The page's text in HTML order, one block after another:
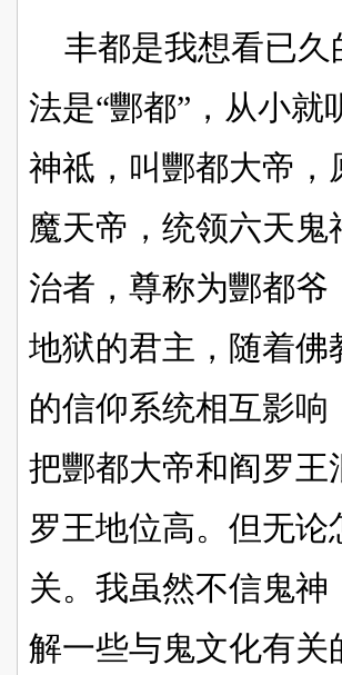
丰都是我想看已
法是“酆都”，从小
神祗，叫酆都大帝
魔天帝，统领六天
治者，尊称为酆都
地狱的君主，随着
的信仰系统相互影响
把酆都大帝和阎罗
罗王地位高。但无
关。我虽然不信鬼
解一些与鬼文化有关